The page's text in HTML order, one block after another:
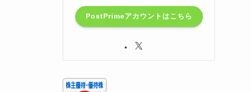
PostPrimeアカウントはこちら